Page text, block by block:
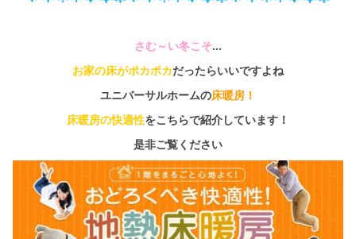
さむ～い冬こそ…
お家の床がポカポカだったらいいですよね
ユニバーサルホームの床暖房！
床暖房の快適性をこちらで紹介しています！
是非ご覧ください